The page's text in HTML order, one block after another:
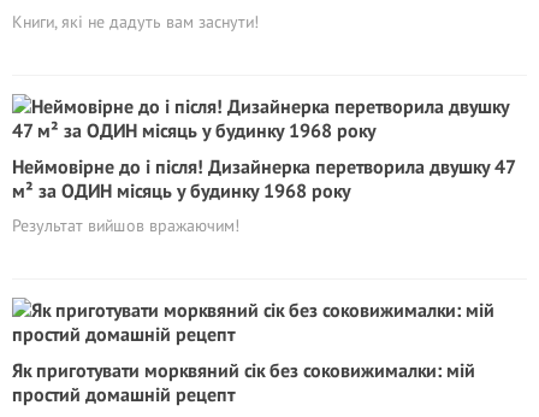
Книги, які не дадуть вам заснути!
Неймовірне до і після! Дизайнерка перетворила двушку 47
м² за ОДИН місяць у будинку 1968 року
Результат вийшов вражаючим!
Як приготувати морквяний сік без соковижималки: мій
простий домашній рецепт